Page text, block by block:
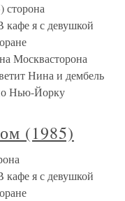
сторона
я с девушкой
Москвасторона
Нина и дембель
Нью-Йорку
(1985)
я с девушкой